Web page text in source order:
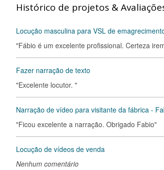
Histórico de projetos &
Locução masculina para VSL de
"Fábio é um excelente profissional. Certeza
Fazer narração de texto
"Excelente locutor. "
Narração de vídeo para visitante da fábrica -
"Ficou excelente a narração. Obrigado Fabio"
Locução de vídeos de venda
Nenhum comentário